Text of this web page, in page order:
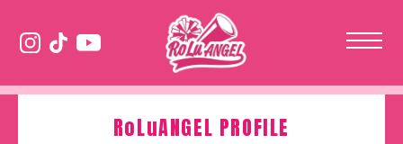
RoLuANGEL PROFILE